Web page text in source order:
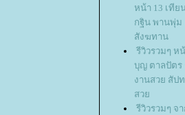
หน้า 13 เทีย
กฐิน พานพุ่ม
สังฆทาน
รีวิวรวมๆ ห
บุญ ตาลปัตร
งานสวย สัป
สว
รีวิวรวมๆ จ